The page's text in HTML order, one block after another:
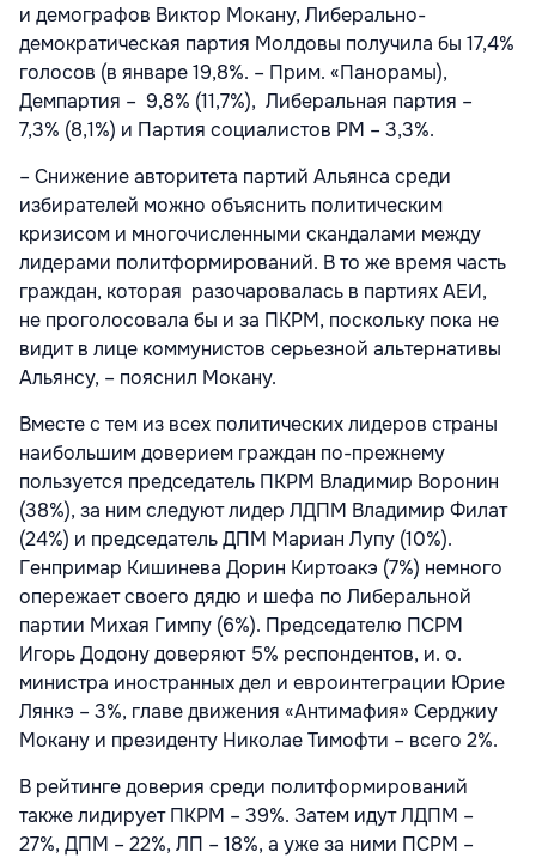
и демографов Виктор Мокану, Либерально-
демократическая партия Молдовы получила бы 17,4%
голосов (в январе 19,8%. – Прим. «Панорамы),
Демпартия – 9,8% (11,7%), Либеральная партия –
7,3% (8,1%) и Партия социалистов РМ – 3,3%.
– Снижение авторитета партий Альянса среди
избирателей можно объяснить политическим
кризисом и многочисленными скандалами между
лидерами политформирований. В то же время часть
граждан, которая разочаровалась в партиях АЕИ,
не проголосовала бы и за ПКРМ, поскольку пока не
видит в лице коммунистов серьезной альтернативы
Альянсу, – пояснил Мокану.
Вместе с тем из всех политических лидеров страны
наибольшим доверием граждан по-прежнему
пользуется председатель ПКРМ Владимир Воронин
(38%), за ним следуют лидер ЛДПМ Владимир Филат
(24%) и председатель ДПМ Мариан Лупу (10%).
Генпримар Кишинева Дорин Киртоакэ (7%) немного
опережает своего дядю и шефа по Либеральной
партии Михая Гимпу (6%). Председателю ПСРМ
Игорь Додону доверяют 5% респондентов, и. о.
министра иностранных дел и евроинтеграции Юрие
Лянкэ – 3%, главе движения «Антимафия» Серджиу
Мокану и президенту Николае Тимофти – всего 2%.
В рейтинге доверия среди политформирований
также лидирует ПКРМ – 39%. Затем идут ЛДПМ –
27%, ДПМ – 22%, ЛП – 18%, а уже за ними ПСРМ –